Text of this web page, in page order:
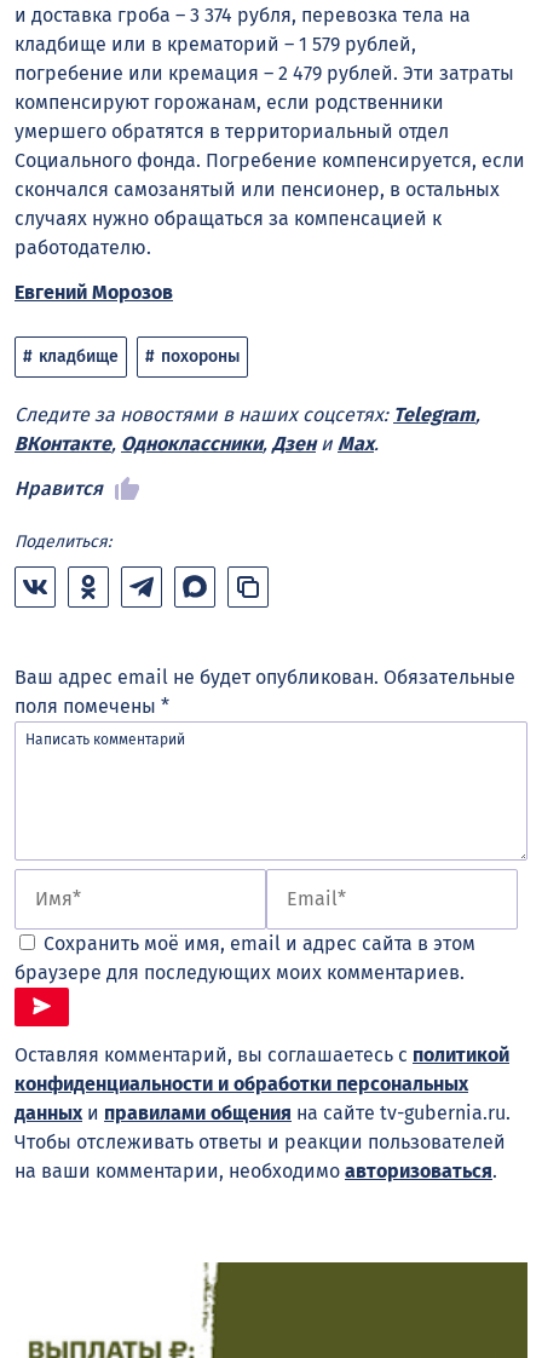
и доставка гроба – 3 374 рубля, перевозка тела на
кладбище или в крематорий – 1 579 рублей,
погребение или кремация – 2 479 рублей. Эти затраты
компенсируют горожанам, если родственники
умершего обратятся в территориальный отдел
Социального фонда. Погребение компенсируется, если
скончался самозанятый или пенсионер, в остальных
случаях нужно обращаться за компенсацией к
работодателю.
Евгений Морозов
кладбище похороны
Следите за новостями в наших соцсетях: Telegram,
ВКонтакте, Одноклассники, Дзени Max.
Нравится
Поделиться:
Ваш адрес email не будет опубликован. Обязательные
поля помечены *
Сохранить моё имя, email и адрес сайта в этом
браузере для последующих моих комментариев.
Оставляя комментарий, вы соглашаетесь с политикой
конфиденциальности и обработки персональных
данныхи правилами общения на сайте tv-gubernia.ru.
Чтобы отслеживать ответы и реакции пользователей
на ваши комментарии, необходимо авторизоваться.